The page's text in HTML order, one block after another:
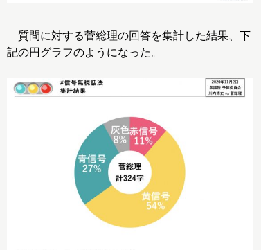
質問に対する菅総理の回答を集計した結果、下
記の円グラフのようになった。